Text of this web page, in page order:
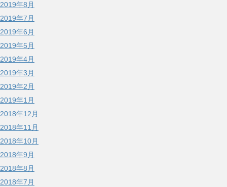
2019年8月
2019年7月
2019年6月
2019年5月
2019年4月
2019年3月
2019年2月
2019年1月
2018年12月
2018年11月
2018年10月
2018年9月
2018年8月
2018年7月